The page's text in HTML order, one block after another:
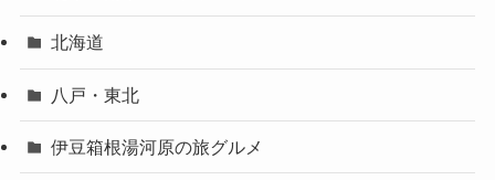
北海道
八戸・東北
伊豆箱根湯河原の旅グルメ